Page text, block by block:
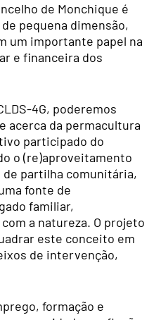
de Monchique é
pequena dimensão,
um importante papel na
e financeira dos
4G, poderemos
acerca da permacultura
participado do
o (re)aproveitamento
partilha comunitária,
fonte de
familiar,
a natureza. O projeto
este conceito em
de intervenção,
formação e